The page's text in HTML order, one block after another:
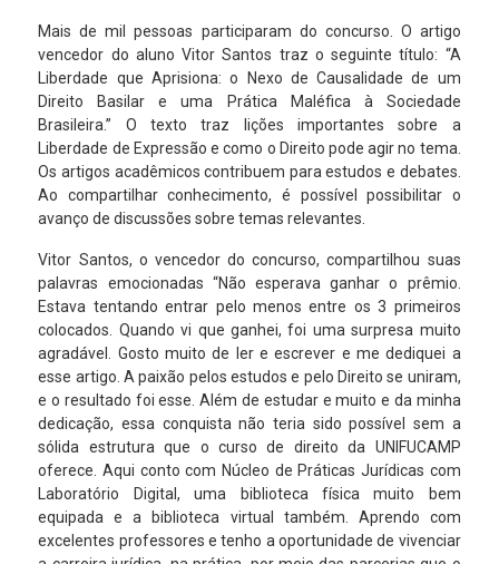
Mais de mil pessoas participaram do concurso. O artigo
vencedor do aluno Vitor Santos traz o seguinte título: “A
Liberdade que Aprisiona: o Nexo de Causalidade de um
Direito Basilar e uma Prática Maléfica à Sociedade
Brasileira.” O texto traz lições importantes sobre a
Liberdade de Expressão e como o Direito pode agir no tema.
Os artigos acadêmicos contribuem para estudos e debates.
Ao compartilhar conhecimento, é possível possibilitar o
avanço de discussões sobre temas relevantes.
Vitor Santos, o vencedor do concurso, compartilhou suas
palavras emocionadas “Não esperava ganhar o prêmio.
Estava tentando entrar pelo menos entre os 3 primeiros
colocados. Quando vi que ganhei, foi uma surpresa muito
agradável. Gosto muito de ler e escrever e me dediquei a
esse artigo. A paixão pelos estudos e pelo Direito se uniram,
e o resultado foi esse. Além de estudar e muito e da minha
dedicação, essa conquista não teria sido possível sem a
sólida estrutura que o curso de direito da UNIFUCAMP
oferece. Aqui conto com Núcleo de Práticas Jurídicas com
Laboratório Digital, uma biblioteca física muito bem
equipada e a biblioteca virtual também. Aprendo com
excelentes professores e tenho a oportunidade de vivenciar